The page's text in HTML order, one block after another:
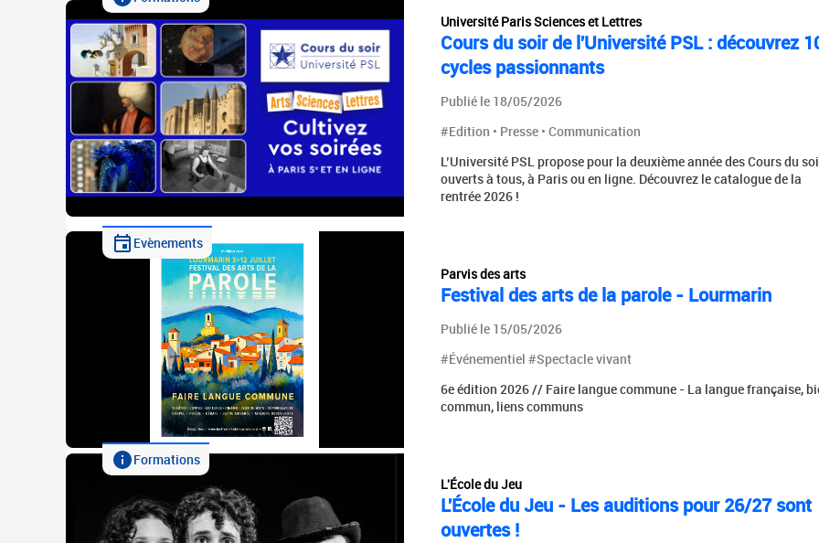
Université Paris Sciences et Lettres
Cours du soir de l'Université PSL : découvrez
cycles passionnants
Publié le 18/05/2026
#Edition • Presse • Communication
L’Université PSL propose pour la deuxième année des Cours du
ouverts à tous, à Paris ou en ligne. Découvrez le catalogue de la
rentrée 2026 !
Evènements
Parvis des arts
Festival des arts de la parole - Lourmarin
Publié le 15/05/2026
#Événementiel #Spectacle vivant
6e édition 2026 // Faire langue commune - La langue française,
commun, liens communs
Formations
L'École du Jeu
L'École du Jeu - Les auditions pour 26/27 sont
ouvertes !